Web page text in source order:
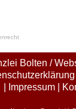
Bolten /
Impressum